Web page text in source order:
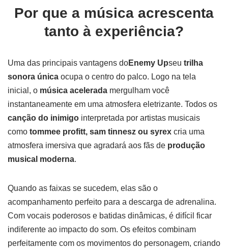
Por que a música acrescenta
tanto à experiência?
Uma das principais vantagens doEnemy Upseu trilha
sonora única ocupa o centro do palco. Logo na tela
inicial, o música acelerada mergulham você
instantaneamente em uma atmosfera eletrizante. Todos os
canção do inimigo interpretada por artistas musicais
como tommee profitt, sam tinnesz ou syrex cria uma
atmosfera imersiva que agradará aos fãs de produção
musical moderna.
Quando as faixas se sucedem, elas são o
acompanhamento perfeito para a descarga de adrenalina.
Com vocais poderosos e batidas dinâmicas, é difícil ficar
indiferente ao impacto do som. Os efeitos combinam
perfeitamente com os movimentos do personagem, criando